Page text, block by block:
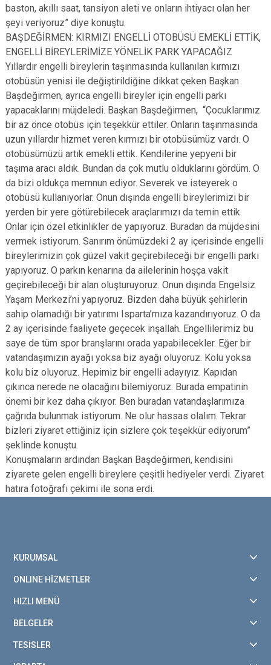
baston, akıllı saat, tansiyon aleti ve onların ihtiyacı olan her
şeyi veriyoruz” diye konuştu.
BAŞDEĞİRMEN: KIRMIZI ENGELLİ OTOBÜSÜ EMEKLİ ETTİK,
ENGELLİ BİREYLERİMİZE YÖNELİK PARK YAPACAĞIZ
Yıllardır engelli bireylerin taşınmasında kullanılan kırmızı
otobüsün yenisi ile değiştirildiğine dikkat çeken Başkan
Başdeğirmen, ayrıca engelli bireyler için engelli parkı
yapacaklarını müjdeledi. Başkan Başdeğirmen, “Çocuklarımız
bir az önce otobüs için teşekkür ettiler. Onların taşınmasında
uzun yıllardır hizmet veren kırmızı bir otobüsümüz vardı. O
otobüsümüzü artık emekli ettik. Kendilerine yepyeni bir
taşıma aracı aldık. Bundan da çok mutlu olduklarını gördüm. O
da bizi oldukça memnun ediyor. Severek ve isteyerek o
otobüsü kullanıyorlar. Onun dışında engelli bireylerimizi bir
yerden bir yere götürebilecek araçlarımızı da temin ettik.
Onlar için özel etkinlikler de yapıyoruz. Buradan da müjdesini
vermek istiyorum. Sanırım önümüzdeki 2 ay içerisinde engelli
bireylerimizin çok güzel vakit geçirebileceği bir engelli parkı
yapıyoruz. O parkın kenarına da ailelerinin hoşça vakit
geçirebileceği bir alan oluşturuyoruz. Onun dışında Engelsiz
Yaşam Merkezi’ni yapıyoruz. Bizden daha büyük şehirlerin
sahip olamadığı bir yatırımı Isparta’mıza kazandırıyoruz. O da
2 ay içerisinde faaliyete geçecek inşallah. Engellilerimiz bu
saye de tüm spor branşlarını orada yapabilecekler. Eğer bir
vatandaşımızın ayağı yoksa biz ayağı oluyoruz. Kolu yoksa
kolu biz oluyoruz. Hepimiz bir engelli adayıyız. Kapıdan
çıkınca nerede ne olacağını bilemiyoruz. Burada empatinin
önemi bir kez daha çıkıyor. Ben buradan vatandaşlarımıza
çağrıda bulunmak istiyorum. Ne olur hassas olalım. Tekrar
bizleri ziyaret ettiğiniz için sizlere çok teşekkür ediyorum”
şeklinde konuştu.
Konuşmaların ardından Başkan Başdeğirmen, kendisini
ziyarete gelen engelli bireylere çeşitli hediyeler verdi. Ziyaret
hatıra fotoğrafı çekimi ile sona erdi.
KURUMSAL
ONLINE HİZMETLER
HIZLI MENÜ
BELGELER
TESİSLER